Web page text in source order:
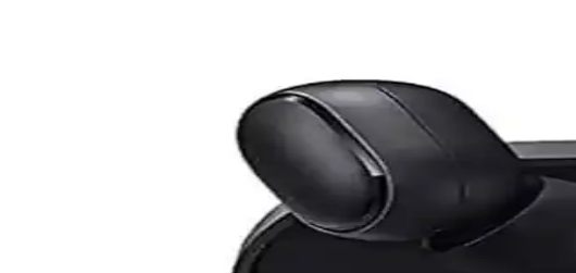
Guess kulak üstü Bluetooth kulaklık, şık tasarımı, yüksek ses kalitesi ve
S-Link markalı 7 metre gri Cat6 LAN kablosu, yüksek hız, dayanıklılık ve kolay
Anker Soundcore Sport X20 Spor Kulak İçi Kablosuz
Soundcore Sport X20, ergonomik tasarımı, gelişmiş ses teknolojisi ve
Schulzz Orico Bluetooth 5.0 Mini 3.5mm Dongle ile Kablosuz